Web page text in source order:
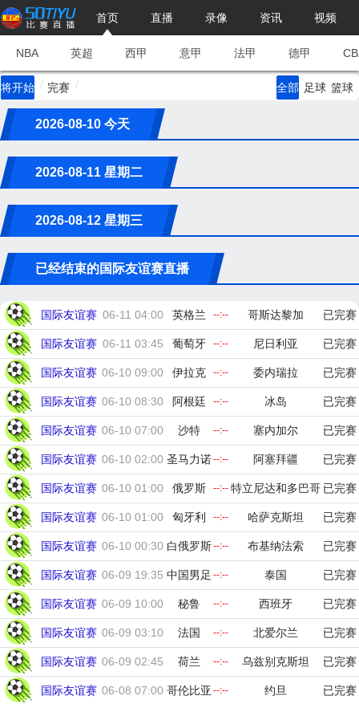
首页 直播 录像 资讯 视频
NBA 英超 西甲 意甲 法甲 德甲
将开始 / 完赛 / 篮球
足球
全部
2026-08-10 今天
2026-08-11 星期二
2026-08-12 星期三
已经结束的国际友谊赛直播
国际友谊赛 06-11 04:00 英格兰 --:-- 哥斯达黎加 已完赛
国际友谊赛 06-11 03:45 葡萄牙 --:-- 尼日利亚 已完赛
国际友谊赛 06-10 09:00 伊拉克 --:-- 委内瑞拉 已完赛
国际友谊赛 06-10 08:30 阿根廷 --:-- 冰岛 已完赛
国际友谊赛 06-10 07:00 沙特 --:-- 塞内加尔 已完赛
国际友谊赛 06-10 02:00 圣马力诺--:-- 阿塞拜疆 已完赛
国际友谊赛 06-10 01:00 俄罗斯 --:-- 特立尼达和多巴哥 已完赛
国际友谊赛 06-10 01:00 匈牙利 --:-- 哈萨克斯坦 已完赛
国际友谊赛 06-10 00:30 白俄罗斯--:-- 布基纳法索 已完赛
国际友谊赛 06-09 19:35 中国男足 --:-- 泰国 已完赛
国际友谊赛 06-09 10:00 秘鲁 --:-- 西班牙 已完赛
国际友谊赛 06-09 03:10 法国 --:-- 北爱尔兰 已完赛
国际友谊赛 06-09 02:45 荷兰 --:-- 乌兹别克斯坦 已完赛
国际友谊赛 06-08 07:00 哥伦比亚 --:-- 约旦 已完赛